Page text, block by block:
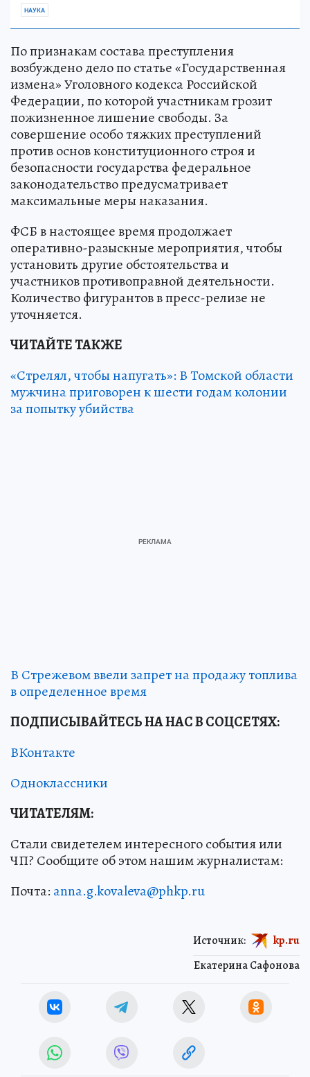
НАУКА
По признакам состава преступления
возбуждено дело по статье «Государственная
измена» Уголовного кодекса Российской
Федерации, по которой участникам грозит
пожизненное лишение свободы. За
совершение особо тяжких преступлений
против основ конституционного строя и
безопасности государства федеральное
законодательство предусматривает
максимальные меры наказания.
ФСБ в настоящее время продолжает
оперативно-разыскные мероприятия, чтобы
установить другие обстоятельства и
участников противоправной деятельности.
Количество фигурантов в пресс-релизе не
уточняется.
ЧИТАЙТЕ ТАКЖЕ
«Стрелял, чтобы напугать»: В Томской области
мужчина приговорен к шести годам колонии
за попытку убийства
В Стрежевом ввели запрет на продажу топлива
в определенное время
ПОДПИСЫВАЙТЕСЬ НА НАС В СОЦСЕТЯХ:
ВКонтакте
Одноклассники
ЧИТАТЕЛЯМ:
Стали свидетелем интересного события или
ЧП? Сообщите об этом нашим журналистам:
Почта: anna.g.kovaleva@phkp.ru
Екатерина Сафонова
Источник: kp.ru